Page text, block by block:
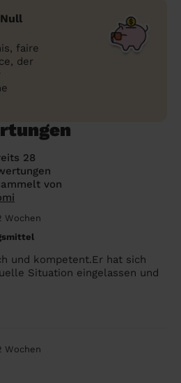
faire
der
28
von
Wochen
und kompetent.Er hat sich
Situation eingelassen und
Wochen